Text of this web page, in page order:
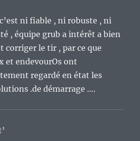
ni fiable , ni robuste , ni
, équipe grub a intérêt a bien
corriger le tir , par ce que
et endevourOs ont
regardé en état les
.de démarrage ….